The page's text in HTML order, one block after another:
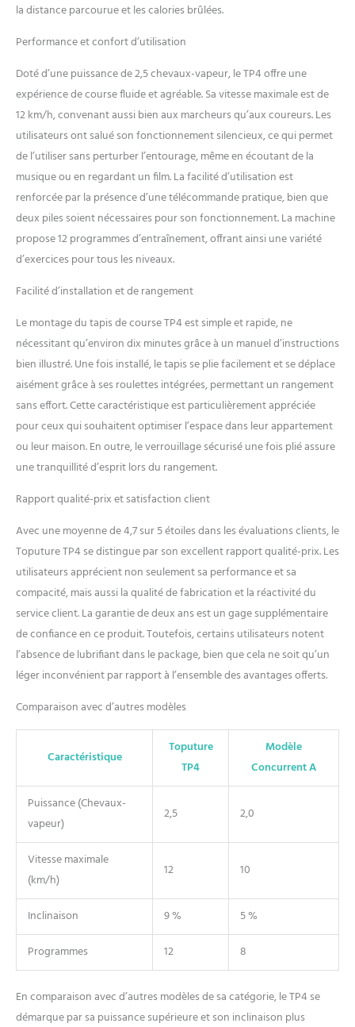
la distance parcourue et les calories brûlées.
Performance et confort d’utilisation
Doté d’une puissance de 2,5 chevaux-vapeur, le TP4 offre une
expérience de course fluide et agréable. Sa vitesse maximale est de
12 km/h, convenant aussi bien aux marcheurs qu’aux coureurs. Les
utilisateurs ont salué son fonctionnement silencieux, ce qui permet
de l’utiliser sans perturber l’entourage, même en écoutant de la
musique ou en regardant un film. La facilité d’utilisation est
renforcée par la présence d’une télécommande pratique, bien que
deux piles soient nécessaires pour son fonctionnement. La machine
propose 12 programmes d’entraînement, offrant ainsi une variété
d’exercices pour tous les niveaux.
Facilité d’installation et de rangement
Le montage du tapis de course TP4 est simple et rapide, ne
nécessitant qu’environ dix minutes grâce à un manuel d’instructions
bien illustré. Une fois installé, le tapis se plie facilement et se déplace
aisément grâce à ses roulettes intégrées, permettant un rangement
sans effort. Cette caractéristique est particulièrement appréciée
pour ceux qui souhaitent optimiser l’espace dans leur appartement
ou leur maison. En outre, le verrouillage sécurisé une fois plié assure
une tranquillité d’esprit lors du rangement.
Rapport qualité-prix et satisfaction client
Avec une moyenne de 4,7 sur 5 étoiles dans les évaluations clients, le
Toputure TP4 se distingue par son excellent rapport qualité-prix. Les
utilisateurs apprécient non seulement sa performance et sa
compacité, mais aussi la qualité de fabrication et la réactivité du
service client. La garantie de deux ans est un gage supplémentaire
de confiance en ce produit. Toutefois, certains utilisateurs notent
l’absence de lubrifiant dans le package, bien que cela ne soit qu’un
léger inconvénient par rapport à l’ensemble des avantages offerts.
Comparaison avec d’autres modèles
Caractéristique
Toputure
TP4
Modèle
Concurrent A
Puissance (Chevaux-
vapeur)
2,5 2,0
Vitesse maximale
(km/h)
12 10
Inclinaison 9 %
5 %
Programmes
12 8
En comparaison avec d’autres modèles de sa catégorie, le TP4 se
démarque par sa puissance supérieure et son inclinaison plus